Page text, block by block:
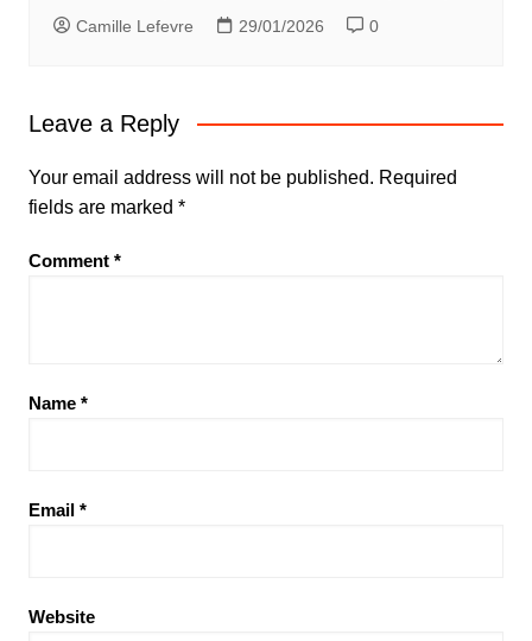
Camille Lefevre 29/01/2026 0
Leave a Reply
Your email address will not be published. Required
fields are marked *
Comment *
Name *
Email *
Website